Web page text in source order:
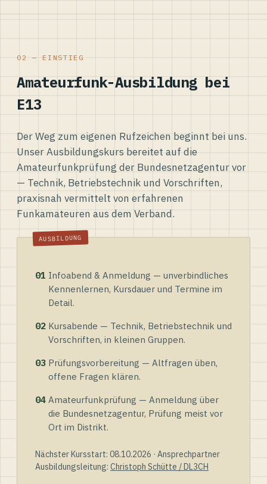
02 — EINSTIEG
Amateurfunk-Ausbildung bei
E13
Der Weg zum eigenen Rufzeichen beginnt bei uns.
Unser Ausbildungskurs bereitet auf die
Amateurfunkprüfung der Bundesnetzagentur vor
— Technik, Betriebstechnik und Vorschriften,
praxisnah vermittelt von erfahrenen
Funkamateuren aus dem Verband.
01 Infoabend & Anmeldung — unverbindliches
Kennenlernen, Kursdauer und Termine im
Detail.
02 Kursabende — Technik, Betriebstechnik und
Vorschriften, in kleinen Gruppen.
03 Prüfungsvorbereitung — Altfragen üben,
offene Fragen klären.
04 Amateurfunkprüfung — Anmeldung über
die Bundesnetzagentur, Prüfung meist vor
Ort im Distrikt.
Nächster Kursstart: 08.10.2026 · Ansprechpartner
Ausbildungsleitung: Christoph Schütte / DL3CH